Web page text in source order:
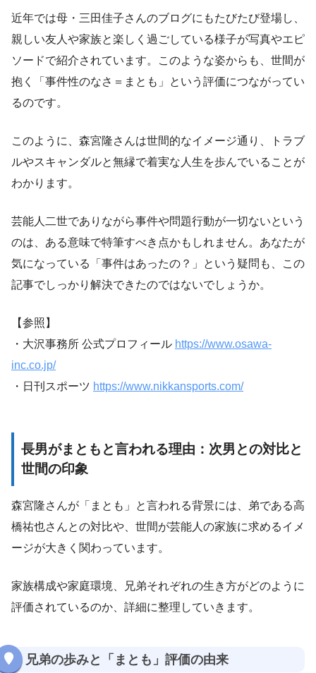
近年では母・三田佳子さんのブログにもたびたび登場し、
親しい友人や家族と楽しく過ごしている様子が写真やエピ
ソードで紹介されています。このような姿からも、世間が
抱く「事件性のなさ＝まとも」という評価につながってい
るのです。
このように、森宮隆さんは世間的なイメージ通り、トラブ
ルやスキャンダルと無縁で着実な人生を歩んでいることが
わかります。
芸能人二世でありながら事件や問題行動が一切ないという
のは、ある意味で特筆すべき点かもしれません。あなたが
気になっている「事件はあったの？」という疑問も、この
記事でしっかり解決できたのではないでしょうか。
【参照】
・大沢事務所 公式プロフィール https://www.osawa-
inc.co.jp/
・日刊スポーツ https://www.nikkansports.com/
長男がまともと言われる理由：次男との対比と
世間の印象
森宮隆さんが「まとも」と言われる背景には、弟である高
橋祐也さんとの対比や、世間が芸能人の家族に求めるイメ
ージが大きく関わっています。
家族構成や家庭環境、兄弟それぞれの生き方がどのように
評価されているのか、詳細に整理していきます。
兄弟の歩みと「まとも」評価の由来